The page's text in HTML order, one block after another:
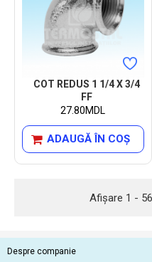
COT REDUS 1 1/4 X 3/4
FF
27.80MDL
ADAUGĂ ÎN COŞ
Afişare 1 -
Despre companie